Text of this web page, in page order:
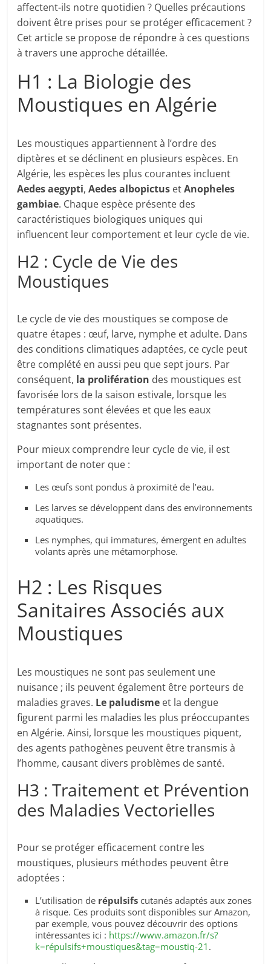
affectent-ils notre quotidien ? Quelles précautions
doivent être prises pour se protéger efficacement ?
Cet article se propose de répondre à ces questions
à travers une approche détaillée.
H1 : La Biologie des
Moustiques en Algérie
Les moustiques appartiennent à l’ordre des
diptères et se déclinent en plusieurs espèces. En
Algérie, les espèces les plus courantes incluent
Aedes aegypti,Aedes albopictus etAnopheles
gambiae. Chaque espèce présente des
caractéristiques biologiques uniques qui
influencent leur comportement et leur cycle de vie.
H2 : Cycle de Vie des
Moustiques
Le cycle de vie des moustiques se compose de
quatre étapes : œuf, larve, nymphe et adulte. Dans
des conditions climatiques adaptées, ce cycle peut
être complété en aussi peu que sept jours. Par
conséquent, la prolifération des moustiques est
favorisée lors de la saison estivale, lorsque les
températures sont élevées et que les eaux
stagnantes sont présentes.
Pour mieux comprendre leur cycle de vie, il est
important de noter que :
Les œufs sont pondus à proximité de l’eau.
Les larves se développent dans des environnements
aquatiques.
Les nymphes, qui immatures, émergent en adultes
volants après une métamorphose.
H2 : Les Risques
Sanitaires Associés aux
Moustiques
Les moustiques ne sont pas seulement une
nuisance ; ils peuvent également être porteurs de
maladies graves. Le paludisme et la dengue
figurent parmi les maladies les plus préoccupantes
en Algérie. Ainsi, lorsque les moustiques piquent,
des agents pathogènes peuvent être transmis à
l’homme, causant divers problèmes de santé.
H3 : Traitement et Prévention
des Maladies Vectorielles
Pour se protéger efficacement contre les
moustiques, plusieurs méthodes peuvent être
adoptées :
L’utilisation de répulsifs cutanés adaptés aux zones
à risque. Ces produits sont disponibles sur Amazon,
par exemple, vous pouvez découvrir des options
intéressantes ici : https://www.amazon.fr/s?
k=répulsifs+moustiques&tag=moustiq-21 .